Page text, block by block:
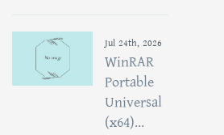
Jul 24th, 2026
WinRAR
Portable
Universal
(x64)...